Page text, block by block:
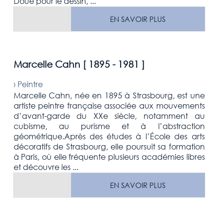
EN SAVOIR PLUS
Marcelle Cahn [ 1895 - 1981 ]
› Peintre
Marcelle Cahn, née en 1895 à Strasbourg, est une
artiste peintre française associée aux mouvements
d’avant-garde du XXe siècle, notamment au
cubisme, au purisme et à l’abstraction
géométrique.Après des études à l’École des arts
décoratifs de Strasbourg, elle poursuit sa formation
à Paris, où elle fréquente plusieurs académies libres
et découvre les ...
EN SAVOIR PLUS